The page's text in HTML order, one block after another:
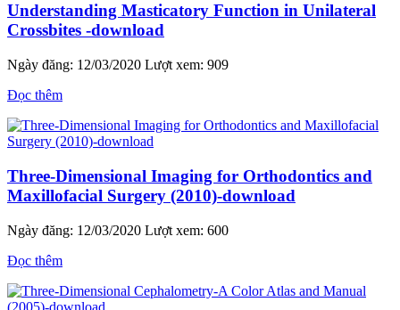
Understanding Masticatory Function in Unilateral
Crossbites -download
Ngày đăng: 12/03/2020 Lượt xem: 909
Đọc thêm
Three-Dimensional Imaging for Orthodontics and
Maxillofacial Surgery (2010)-download
Ngày đăng: 12/03/2020 Lượt xem: 600
Đọc thêm